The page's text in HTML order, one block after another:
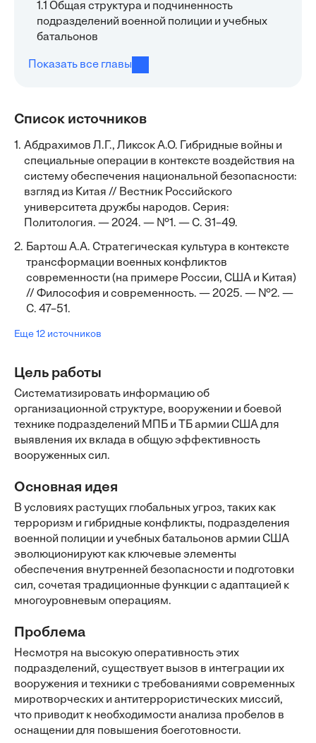
1.1 Общая структура и подчиненность
подразделений военной полиции и учебных
батальонов
Показать все главы
Список источников
1. Абдрахимов Л.Г., Ликсок А.О. Гибридные войны и
специальные операции в контексте воздействия на
систему обеспечения национальной безопасности:
взгляд из Китая // Вестник Российского
университета дружбы народов. Серия:
Политология. — 2024. — №1. — С. 31–49.
2. Бартош А.А. Стратегическая культура в контексте
трансформации военных конфликтов
современности (на примере России, США и Китая)
// Философия и современность. — 2025. — №2. —
С. 47–51.
Еще 12 источников
Цель работы
Систематизировать информацию об
организационной структуре, вооружении и боевой
технике подразделений МПБ и ТБ армии США для
выявления их вклада в общую эффективность
вооруженных сил.
Основная идея
В условиях растущих глобальных угроз, таких как
терроризм и гибридные конфликты, подразделения
военной полиции и учебных батальонов армии США
эволюционируют как ключевые элементы
обеспечения внутренней безопасности и подготовки
сил, сочетая традиционные функции с адаптацией к
многоуровневым операциям.
Проблема
Несмотря на высокую оперативность этих
подразделений, существует вызов в интеграции их
вооружения и техники с требованиями современных
миротворческих и антитеррористических миссий,
что приводит к необходимости анализа пробелов в
оснащении для повышения боеготовности.